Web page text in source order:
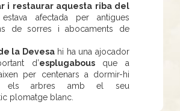
i restaurar aquesta riba del
afectada per antigues
de sorres i abocaments de
la Devesahi ha una ajocador
d’esplugabousque a
per centenars a dormir-hi
els arbres amb el seu
plomatge blanc.